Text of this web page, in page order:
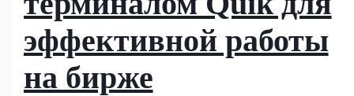
эффективной работы
на бирже